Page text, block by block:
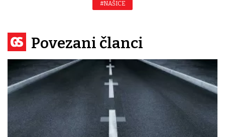
#NAŠICE
Povezani članci